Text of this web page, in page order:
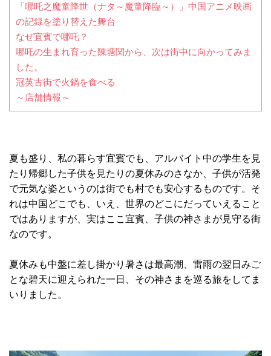
「哪吒之魔童降世（ナタ～魔童降臨～）」中国アニメ映画
の記録を塗り替えた舞台
なぜ宜賓で哪吒？
哪吒の生まれ育った陳塘関から、次は街中に向かってみま
した。
冠英古街で火鍋を食べる
～店舗情報～
夏も盛り、私の暮らす宜賓でも、アルバイト中の学生を見
たり帰郷した子供を見たりの夏休みのさなか、子供が活発
で元気な姿というのは街でも村でも安心するものです。そ
れは中国どこでも、いえ、世界のどこにだっていえること
ではありますが、実はここ宜賓、子供の神さまが見守る街
なのです。
夏休みも中盤に差し掛かり暑さは最高潮、雷雨の翌日みご
とな碧天に迎えられた一日、その神さまを巡る旅をしてま
いりました。